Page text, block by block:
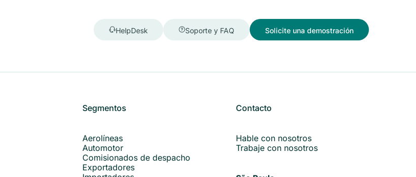
HelpDesk Soporte y FAQ Solicite una demostración
Contacto
Hable con nosotros
Trabaje con nosotros
Segmentos
Aerolíneas
Automotor
Comisionados de despacho
Exportadores